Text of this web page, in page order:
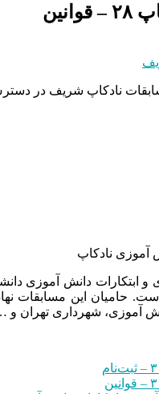
نادکاپ شریف در
آموزی نادکاپ
و ابتکارات دانش آموزی
حامیان این مسابقات
آموزی، شهرداری تهران و …